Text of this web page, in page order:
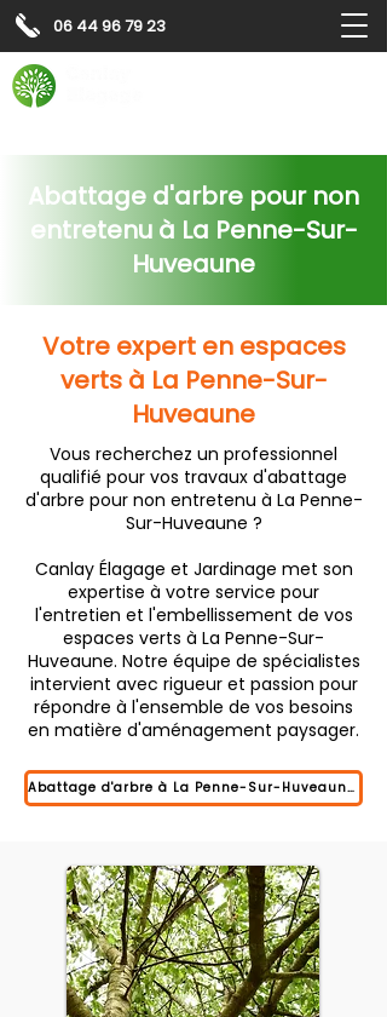
06 44 96 79 23
Abattage d'arbre pour non
entretenu à La Penne-Sur-
Huveaune
Votre expert en espaces
verts à La Penne-Sur-
Huveaune
Vous recherchez un professionnel
qualifié pour vos travaux d'abattage
d'arbre pour non entretenu à La Penne-
Sur-Huveaune ?
Canlay Élagage et Jardinage met son
expertise à votre service pour
l'entretien et l'embellissement de vos
espaces verts à La Penne-Sur-
Huveaune. Notre équipe de spécialistes
intervient avec rigueur et passion pour
répondre à l'ensemble de vos besoins
en matière d'aménagement paysager.
Abattage d'arbre à La Penne-Sur-Huveaune